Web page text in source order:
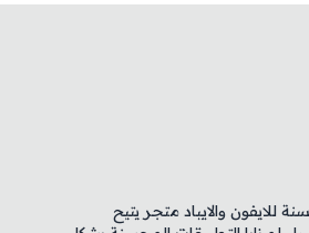
للايفون والايباد متجر يتيح